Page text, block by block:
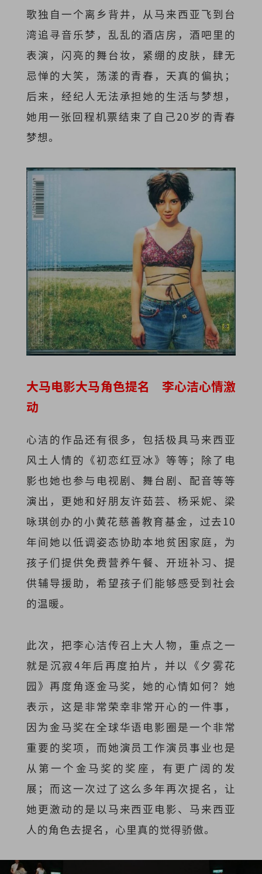
歌独自一个离乡背井，从马来西亚飞到台
湾追寻音乐梦，乱乱的酒店房，酒吧里的
表演，闪亮的舞台妆，紧绷的皮肤，肆无
忌惮的大笑，荡漾的青春，天真的偏执；
后来，经纪人无法承担她的生活与梦想，
她用一张回程机票结束了自己20岁的青春
梦想。
大马电影大马角色提名 李心洁心情激
动
心洁的作品还有很多，包括极具马来西亚
风土人情的《初恋红豆冰》等等；除了电
影也她也参与电视剧、舞台剧、配音等等
演出，更她和好朋友许茹芸、杨采妮、梁
咏琪创办的小黄花慈善教育基金，过去10
年间她以低调姿态协助本地贫困家庭，为
孩子们提供免费营养午餐、开班补习、提
供辅导援助，希望孩子们能够感受到社会
的温暖。
此次，把李心洁传召上大人物，重点之一
就是沉寂4年后再度拍片，并以《夕雾花
园》再度角逐金马奖，她的心情如何？她
表示，这是非常荣幸非常开心的一件事，
因为金马奖在全球华语电影圈是一个非常
重要的奖项，而她演员工作演员事业也是
从第一个金马奖的奖座，有更广阔的发
展；而这一次过了这么多年再次提名，让
她更激动的是以马来西亚电影、马来西亚
人的角色去提名，心里真的觉得骄傲。